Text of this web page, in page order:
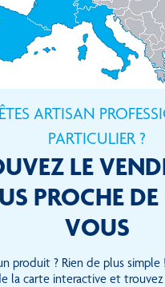
ARTISAN
PARTICULIER ?
LE
PROCHE
VOUS
produit ? Rien de plus simple
la carte interactive et